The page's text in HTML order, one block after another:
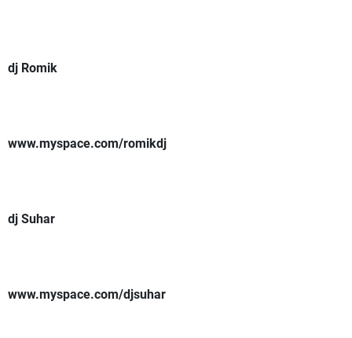
dj Romik
www.myspace.com/romikdj
dj Suhar
www.myspace.com/djsuhar